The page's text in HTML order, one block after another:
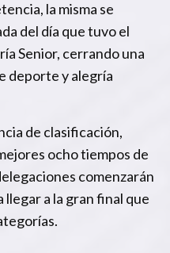
la misma se
del día que tuvo el
Senior, cerrando una
deporte y alegría
de clasificación,
ocho tiempos de
comenzarán
a la gran final que